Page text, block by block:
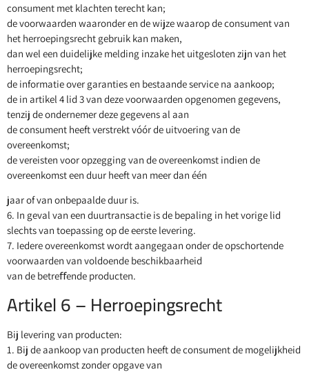
consument met klachten terecht kan;
de voorwaarden waaronder en de wijze waarop de consument van
het herroepingsrecht gebruik kan maken,
dan wel een duidelijke melding inzake het uitgesloten zijn van het
herroepingsrecht;
de informatie over garanties en bestaande service na aankoop;
de in artikel 4 lid 3 van deze voorwaarden opgenomen gegevens,
tenzij de ondernemer deze gegevens al aan
de consument heeft verstrekt vóór de uitvoering van de
overeenkomst;
de vereisten voor opzegging van de overeenkomst indien de
overeenkomst een duur heeft van meer dan één
jaar of van onbepaalde duur is.
6. In geval van een duurtransactie is de bepaling in het vorige lid
slechts van toepassing op de eerste levering.
7. Iedere overeenkomst wordt aangegaan onder de opschortende
voorwaarden van voldoende beschikbaarheid
van de betreﬀende producten.
Artikel 6 – Herroepingsrecht
Bij levering van producten:
1. Bij de aankoop van producten heeft de consument de mogelijkheid
de overeenkomst zonder opgave van